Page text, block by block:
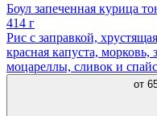
Боул запеченная курица
414 г
Рис с заправкой,
красная капуста, морковь,
моцареллы, сливок и
от